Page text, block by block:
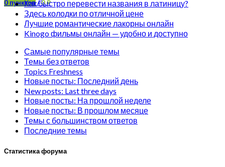
0 пунктов/0₽
Как быстро перевести названия в латиницу?
Здесь колодки по отличной цене
Лучшие романтические лакорны онлайн
Kinogo фильмы онлайн — удобно и доступно
Самые популярные темы
Темы без ответов
Topics Freshness
Новые посты: Последний день
New posts: Last three days
Новые посты: На прошлой неделе
Новые посты: В прошлом месяце
Темы с большинством ответов
Последние темы
Статистика форума